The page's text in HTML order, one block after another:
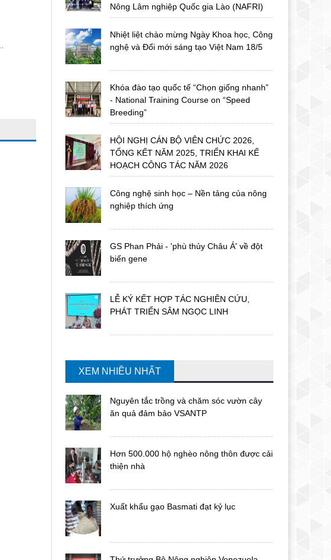
Nông Lâm nghiệp Quốc gia Lào (NAFRI)
Nhiệt liệt chào mừng Ngày Khoa học, Công
nghệ và Đổi mới sáng tạo Việt Nam 18/5
Khóa đào tạo quốc tế “Chọn giống nhanh”
- National Training Course on “Speed
Breeding”
HỘI NGHỊ CÁN BỘ VIÊN CHỨC 2026,
TỔNG KẾT NĂM 2025, TRIỂN KHAI KẾ
HOẠCH CÔNG TÁC NĂM 2026
Công nghệ sinh học – Nền tảng của nông
nghiệp thích ứng
GS Phan Phải - 'phù thủy Châu Á' về đột
biến gene
LỄ KÝ KẾT HỢP TÁC NGHIÊN CỨU,
PHÁT TRIỂN SÂM NGỌC LINH
XEM NHIỀU NHẤT
Nguyên tắc trồng và chăm sóc vườn cây
ăn quả đảm bảo VSANTP
Hơn 500.000 hộ nghèo nông thôn được cải
thiện nhà
Xuất khẩu gạo Basmati đạt kỷ lục